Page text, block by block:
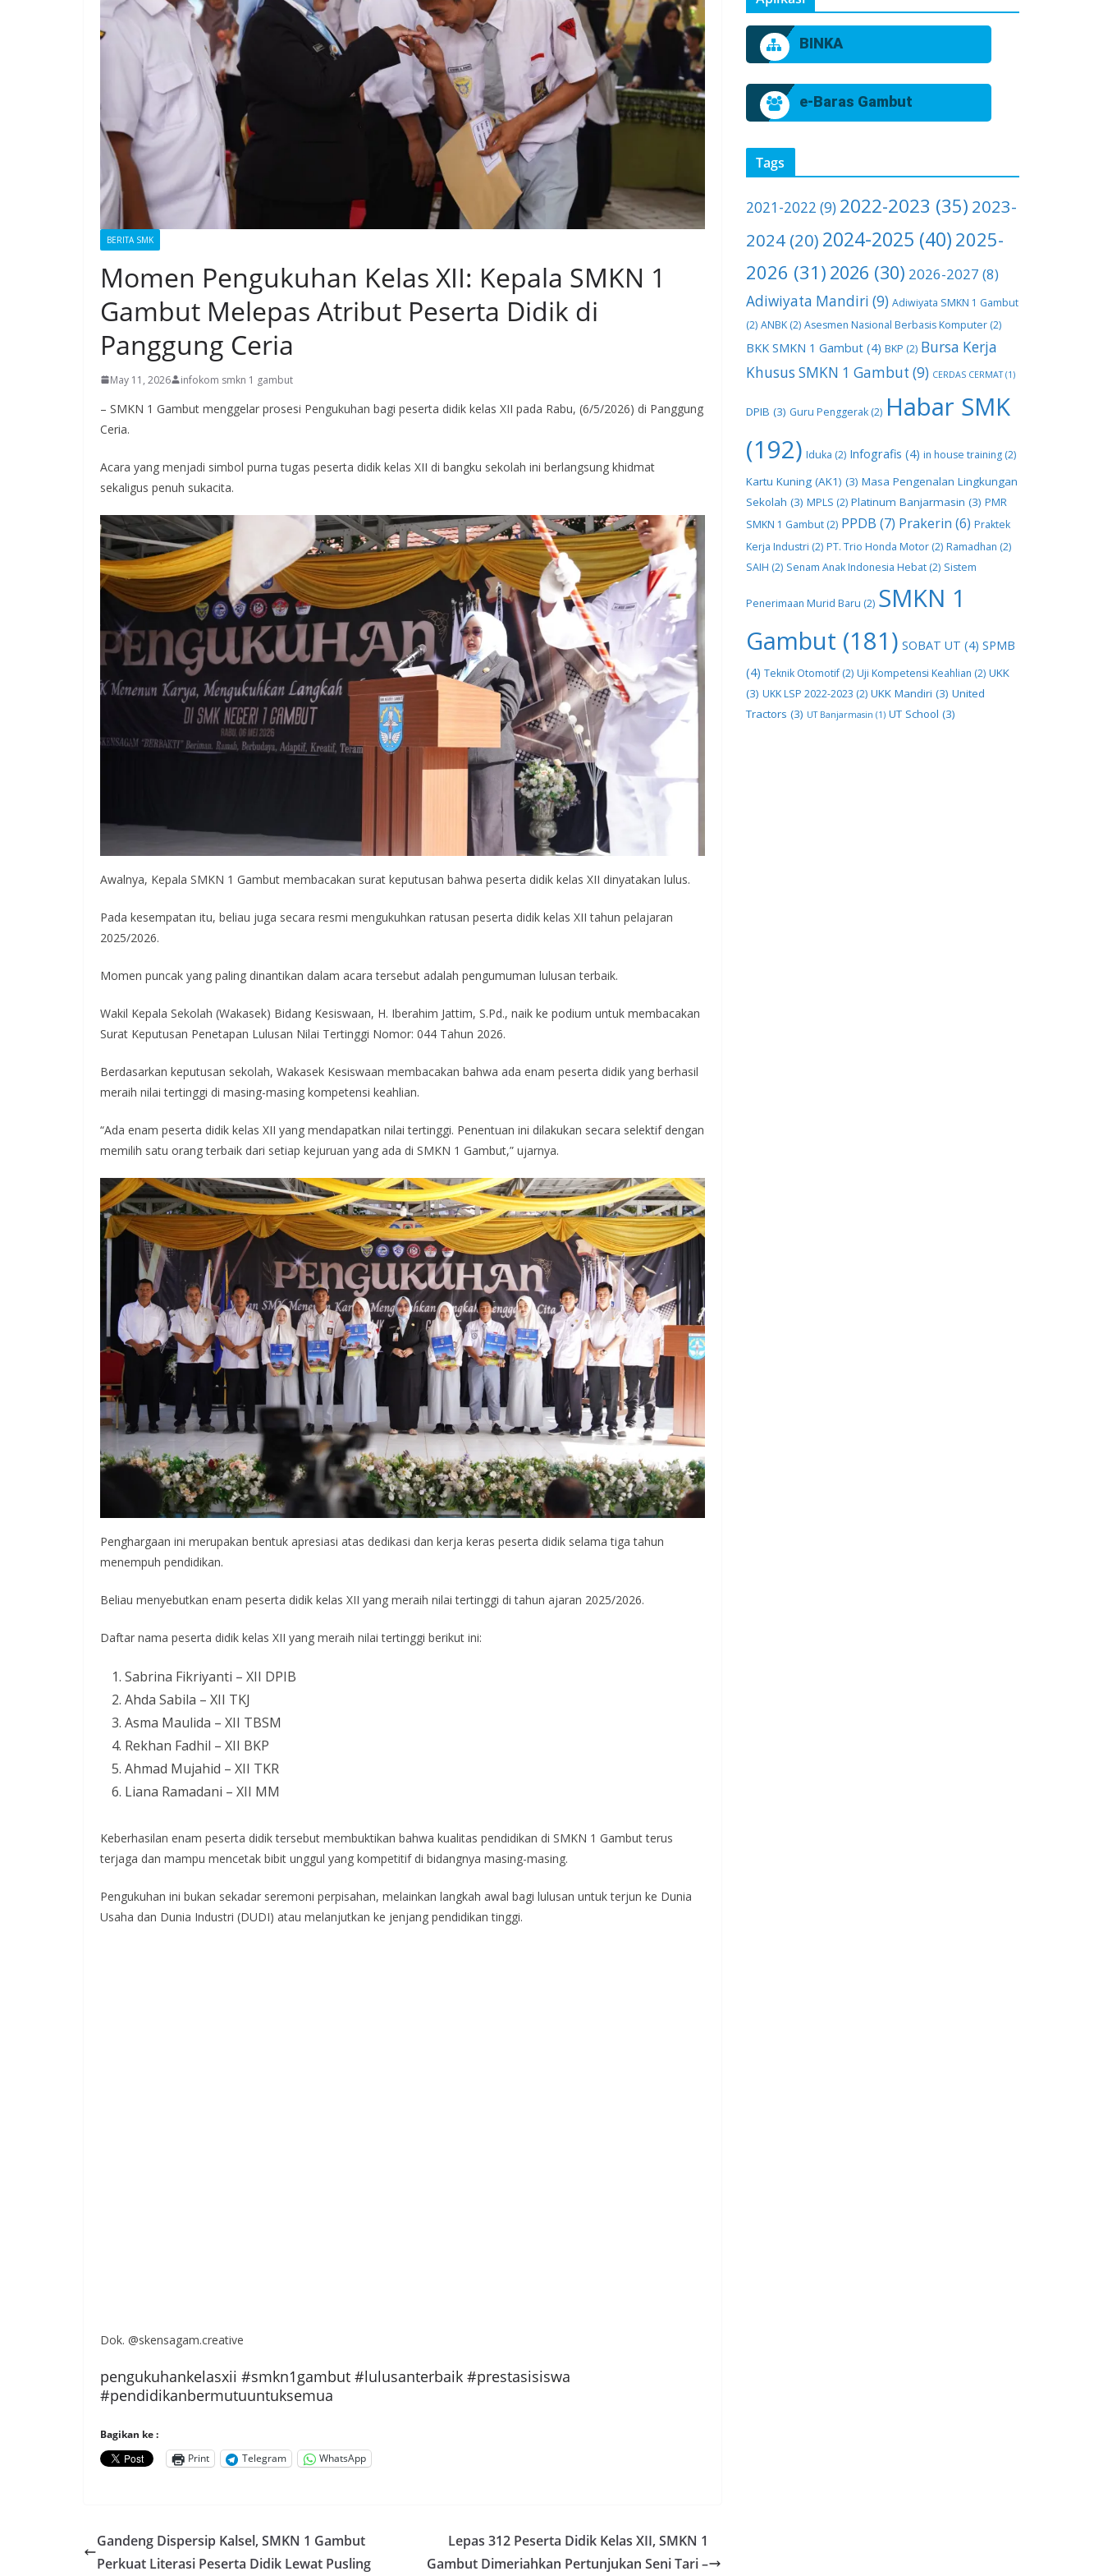
BERITA SMK
Momen Pengukuhan Kelas XII: Kepala SMKN 1
Gambut Melepas Atribut Peserta Didik di
Panggung Ceria
May 11, 2026 infokom smkn 1 gambut
– SMKN 1 Gambut menggelar prosesi Pengukuhan bagi peserta didik kelas XII pada Rabu, (6/5/2026) di Panggung
Ceria.
Acara yang menjadi simbol purna tugas peserta didik kelas XII di bangku sekolah ini berlangsung khidmat
sekaligus penuh sukacita.
Awalnya, Kepala SMKN 1 Gambut membacakan surat keputusan bahwa peserta didik kelas XII dinyatakan lulus.
Pada kesempatan itu, beliau juga secara resmi mengukuhkan ratusan peserta didik kelas XII tahun pelajaran
2025/2026.
Momen puncak yang paling dinantikan dalam acara tersebut adalah pengumuman lulusan terbaik.
Wakil Kepala Sekolah (Wakasek) Bidang Kesiswaan, H. Iberahim Jattim, S.Pd., naik ke podium untuk membacakan
Surat Keputusan Penetapan Lulusan Nilai Tertinggi Nomor: 044 Tahun 2026.
Berdasarkan keputusan sekolah, Wakasek Kesiswaan membacakan bahwa ada enam peserta didik yang berhasil
meraih nilai tertinggi di masing-masing kompetensi keahlian.
“Ada enam peserta didik kelas XII yang mendapatkan nilai tertinggi. Penentuan ini dilakukan secara selektif dengan
memilih satu orang terbaik dari setiap kejuruan yang ada di SMKN 1 Gambut,” ujarnya.
Penghargaan ini merupakan bentuk apresiasi atas dedikasi dan kerja keras peserta didik selama tiga tahun
menempuh pendidikan.
Beliau menyebutkan enam peserta didik kelas XII yang meraih nilai tertinggi di tahun ajaran 2025/2026.
Daftar nama peserta didik kelas XII yang meraih nilai tertinggi berikut ini:
Sabrina Fikriyanti – XII DPIB
Ahda Sabila – XII TKJ
Asma Maulida – XII TBSM
Rekhan Fadhil – XII BKP
Ahmad Mujahid – XII TKR
Liana Ramadani – XII MM
Keberhasilan enam peserta didik tersebut membuktikan bahwa kualitas pendidikan di SMKN 1 Gambut terus
terjaga dan mampu mencetak bibit unggul yang kompetitif di bidangnya masing-masing.
Pengukuhan ini bukan sekadar seremoni perpisahan, melainkan langkah awal bagi lulusan untuk terjun ke Dunia
Usaha dan Dunia Industri (DUDI) atau melanjutkan ke jenjang pendidikan tinggi.
Dok. @skensagam.creative
pengukuhankelasxii #smkn1gambut #lulusanterbaik #prestasisiswa
#pendidikanbermutuuntuksemua
Bagikan ke :
Print
Telegram WhatsApp
Gandeng Dispersip Kalsel, SMKN 1 Gambut
Perkuat Literasi Peserta Didik Lewat Pusling
Lepas 312 Peserta Didik Kelas XII, SMKN 1
Gambut Dimeriahkan Pertunjukan Seni Tari –
BINKA
e-Baras Gambut
Tags
2021-2022 (9) 2022-2023 (35) 2023-
2024 (20) 2024-2025 (40) 2025-
2026 (31) 2026 (30) 2026-2027 (8)
Adiwiyata Mandiri (9) Adiwiyata SMKN 1 Gambut
(2) ANBK (2) Asesmen Nasional Berbasis Komputer (2)
BKK SMKN 1 Gambut (4) BKP (2) Bursa Kerja
Khusus SMKN 1 Gambut (9) CERDAS CERMAT(1)
DPIB (3) Guru Penggerak (2) Habar SMK
(192) Iduka (2) Infografis (4) in house training (2)
Kartu Kuning (AK1) (3) Masa Pengenalan Lingkungan
Sekolah (3) MPLS (2) Platinum Banjarmasin (3) PMR
SMKN 1 Gambut (2) PPDB (7) Prakerin (6) Praktek
Kerja Industri (2) PT. Trio Honda Motor (2) Ramadhan (2)
SAIH (2) Senam Anak Indonesia Hebat (2) Sistem
Penerimaan Murid Baru (2) SMKN 1
Gambut (181) SOBAT UT (4) SPMB
(4) Teknik Otomotif(2) Uji Kompetensi Keahlian (2) UKK
(3) UKK LSP 2022-2023 (2) UKK Mandiri (3) United
Tractors (3) UT Banjarmasin (1) UT School (3)